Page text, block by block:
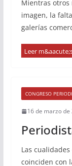
Mientras otros
imagen, la
galerías
CONGRESO
16 de marzo de
Las
coinciden con